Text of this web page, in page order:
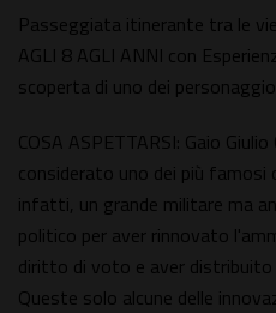
Passeggiata itinerante tra le
AGLI 8 AGLI ANNI con
scoperta di uno dei
COSA ASPETTARSI: Gaio
considerato uno dei più
infatti, un grande militare ma
politico per aver rinnovato
diritto di voto e aver
Queste solo alcune delle